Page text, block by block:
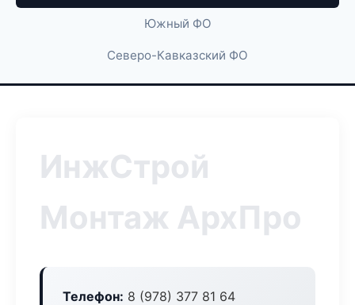
Южный ФО
Северо-Кавказский ФО
ИнжСтрой
Монтаж АрхПро
Телефон: 8 (978) 377 81 64